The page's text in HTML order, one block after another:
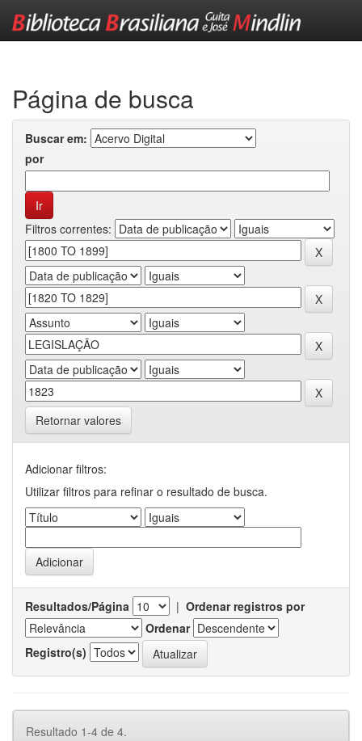
Página de busca
Buscar em:
por
Filtros correntes:
Retornar valores
Adicionar filtros:
Utilizar filtros para refinar o resultado de busca.
Resultados/Página | Ordenar registros por
Ordenar
Registro(s)
Resultado 1-4 de 4.